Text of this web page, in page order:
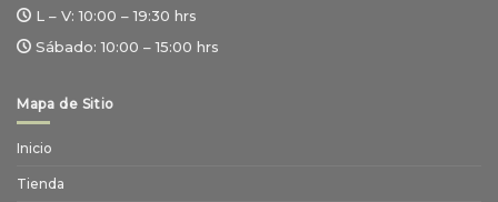
L – V: 10:00 – 19:30 hrs
Sábado: 10:00 – 15:00 hrs
Mapa de Sitio
Inicio
Tienda